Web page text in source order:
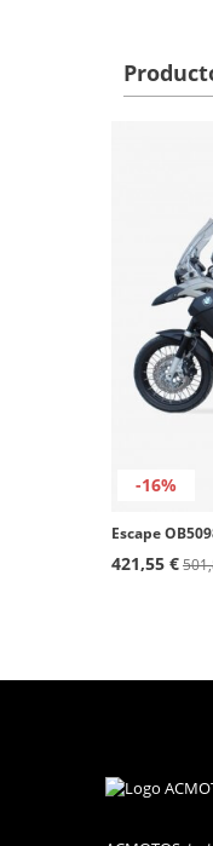
-16%
421,55 €